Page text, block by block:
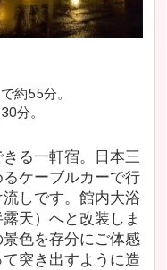
約55分。
分。
る一軒宿。日本三
ケーブルカーで行
しです。館内大浴
天）へと改装しま
色を存分にご体感
突き出すように造